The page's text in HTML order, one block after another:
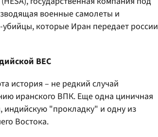
военные самолеты и
которые Иран передает россии
BEC
история – не редкий случай
иранского ВПК. Еще одна циничная
индийскую "прокладку" и одну из
Востока.